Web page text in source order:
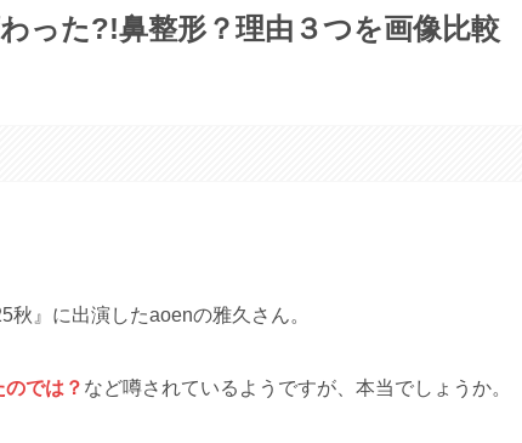
った?!鼻整形？理由３つを画像比較
』に出演したaoenの雅久さん。
では？ など噂されているようですが、本当でしょうか。